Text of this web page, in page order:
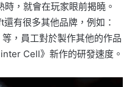
，就會在玩家眼前揭曉。
有很多其他品牌，例如：
，員工對於製作其他的作品
Cell》新作的研發速度。